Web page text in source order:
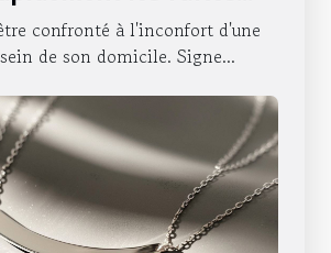
confronté à l'inconfort d'une
de son domicile. Signe...